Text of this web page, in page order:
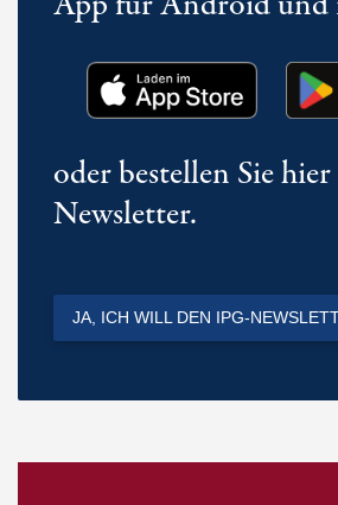
oder bestellen Sie
Newsletter.
JA, ICH WILL DEN IPG-